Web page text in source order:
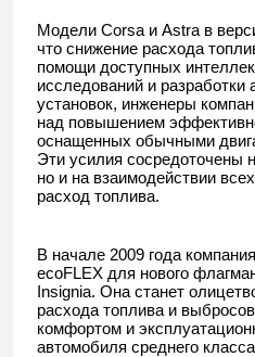
Модели Corsa и Astra в
что снижение расхода
помощи доступных
исследований и
установок, инженеры
над повышением
оснащенных обычными
Эти усилия сосредоточены
но и на взаимодействии
расход топлива.
В начале 2009 года компания
ecoFLEX для нового
Insignia. Она станет
расхода топлива и
комфортом и
автомобиля среднего